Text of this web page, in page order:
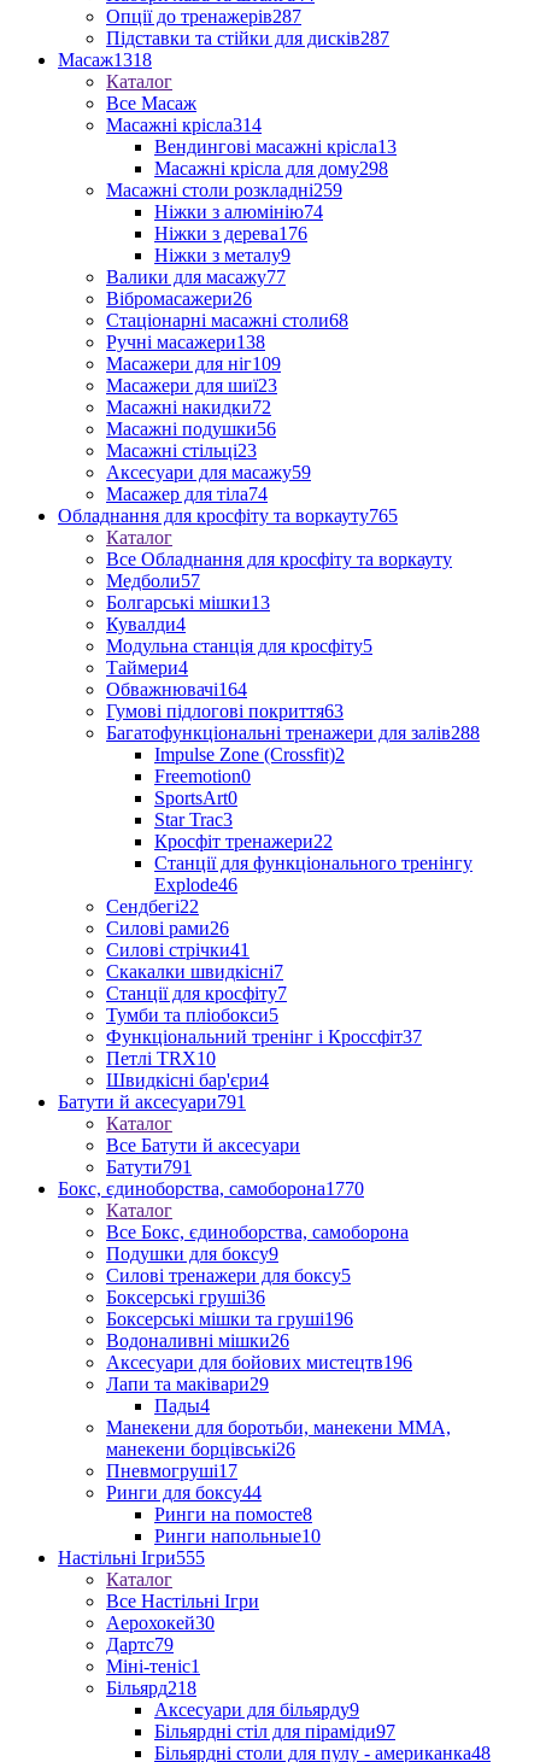
Опції до тренажерів287
Підставки та стійки для дисків287
Масаж1318
Каталог
Все Масаж
Масажні крісла314
Вендингові масажні крісла13
Масажні крісла для дому298
Масажні столи розкладні259
Ніжки з алюмінію74
Ніжки з дерева176
Ніжки з металу9
Валики для масажу77
Вібромасажери26
Стаціонарні масажні столи68
Ручні масажери138
Масажери для ніг109
Масажери для шиї23
Масажні накидки72
Масажні подушки56
Масажні стільці23
Аксесуари для масажу59
Масажер для тіла74
Обладнання для кросфіту та воркауту765
Каталог
Все Обладнання для кросфіту та воркауту
Медболи57
Болгарські мішки13
Кувалди4
Модульна станція для кросфіту5
Таймери4
Обважнювачі164
Гумові підлогові покриття63
Багатофункціональні тренажери для залів288
Impulse Zone (Crossfit)2
Freemotion0
SportsArt0
Star Trac3
Кросфіт тренажери22
Станції для функціонального тренінгу
Explode46
Сендбегі22
Силові рами26
Силові стрічки41
Скакалки швидкісні7
Станції для кросфіту7
Тумби та пліобокси5
Функціональний тренінг і Кроссфіт37
Петлі TRX10
Швидкісні бар'єри4
Батути й аксесуари791
Каталог
Все Батути й аксесуари
Батути791
Бокс, єдиноборства, самоборона1770
Каталог
Все Бокс, єдиноборства, самоборона
Подушки для боксу9
Силові тренажери для боксу5
Боксерські груші36
Боксерські мішки та груші196
Водоналивні мішки26
Аксесуари для бойових мистецтв196
Лапи та маківари29
Пады4
Манекени для боротьби, манекени ММА,
манекени борцівські26
Пневмогруші17
Ринги для боксу44
Ринги на помосте8
Ринги напольные10
Настільні Ігри555
Каталог
Все Настільні Ігри
Аерохокей30
Дартс79
Міні-теніс1
Більярд218
Аксесуари для більярду9
Більярдні стіл для піраміди97
Більярдні столи для пулу - американка48